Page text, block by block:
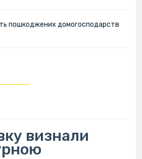
пошкоджених домогосподарств
визнали